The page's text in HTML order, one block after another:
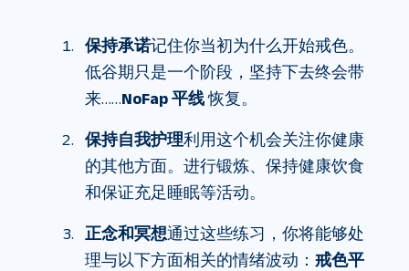
保持承诺记住你当初为什么开始戒色。
低谷期只是一个阶段，坚持下去终会带
来……NoFap 平线恢复。
保持自我护理利用这个机会关注你健康
的其他方面。进行锻炼、保持健康饮食
和保证充足睡眠等活动。
正念和冥想通过这些练习，你将能够处
理与以下方面相关的情绪波动： 戒色平